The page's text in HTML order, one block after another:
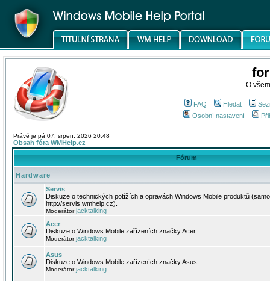
O
FAQ Hledat
Osobní nastavení
Právě je pá 07. srpen, 2026 20:48
Obsah fóra WMHelp.cz
Fórum
Hardware
Servis
Diskuze o technických potížích a opravách Windows Mobile produktů
http://servis.wmhelp.cz).
Moderátorjacktalking
Acer
Diskuze o Windows Mobile zařízeních značky Acer.
Moderátorjacktalking
Asus
Diskuze o Windows Mobile zařízeních značky Asus.
Moderátorjacktalking